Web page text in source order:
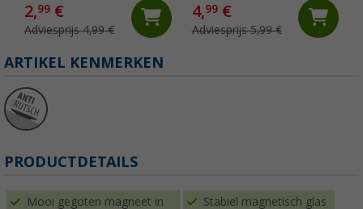
2,99 €
Adviesprijs 4,99 €
4,99€
Adviesprijs 5,99 €
ARTIKEL KENMERKEN
PRODUCTDETAILS
Mooi gegoten magneet in
Stabiel magnetisch glas